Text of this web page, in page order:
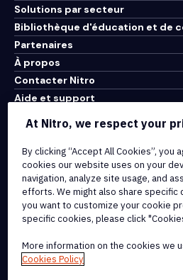
Solutions par secteur
Bibliothèque d'éducation et de
Partenaires
À propos
Contacter Nitro
Aide et support
Conditions d'utilisation
Politique de cookies
Politique de copyright
Toutes les conditions et politiques
At Nitro, we respect your
By clicking “Accept All Cookies”, you
cookies our website uses on your
navigation, analyze site usage, and
efforts. We might also share
you want to customize your cookie
specific cookies, please click
More information on the cookies we
Cookies Policy